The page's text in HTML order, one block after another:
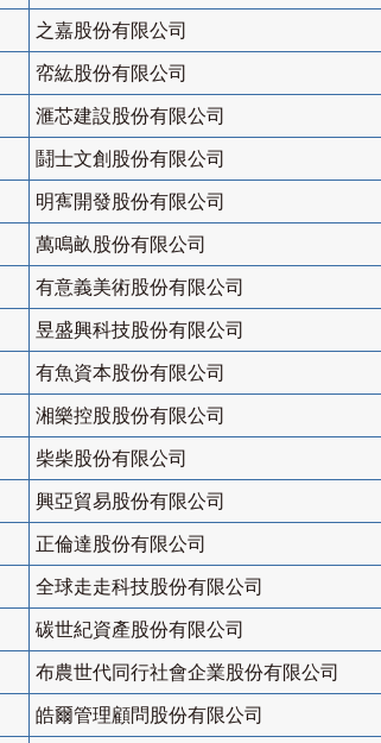
之嘉股份有限公司
帟紘股份有限公司
滙芯建設股份有限公司
鬪士文創股份有限公司
明寯開發股份有限公司
萬鳴畝股份有限公司
有意義美術股份有限公司
昱盛興科技股份有限公司
有魚資本股份有限公司
湘樂控股股份有限公司
柴柴股份有限公司
興亞貿易股份有限公司
正倫達股份有限公司
全球走走科技股份有限公司
碳世紀資產股份有限公司
布農世代同行社會企業股份有限公司
皓爾管理顧問股份有限公司